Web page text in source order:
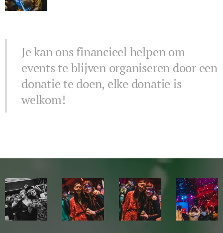
Je kan ons financieel helpen om
events te blijven organiseren door een
donatie te doen, elke donatie is
welkom!